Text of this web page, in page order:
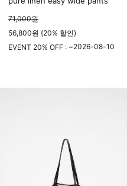
71,000원
56,800원 (20% 할인)
EVENT 20% OFF : ~2026-08-10